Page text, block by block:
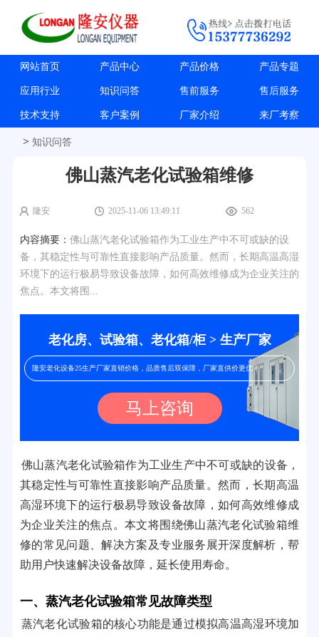
网站首页 产品中心 产品价格 产品专题
应用行业 知识问答 售前服务 售后服务
技术支持 客户案例 厂家介绍 来厂考察
> 知识问答
佛山蒸汽老化试验箱维修
隆安 2025-11-06 13:49:11 562
内容摘要： 佛山蒸汽老化试验箱作为工业生产中不可或缺的设
备，其稳定性与可靠性直接影响产品质量。然而，长期高温高湿
环境下的运行极易导致设备故障，如何高效维修成为企业关注的
焦点。本文将围...
老化房、试验箱、老化箱/柜 > 生产厂家
隆安老化设备25生产厂家直销价格，品质售后双保障，厂家直供价更优！
马上咨询
佛山蒸汽老化试验箱作为工业生产中不可或缺的设备，
其稳定性与可靠性直接影响产品质量。然而，长期高温
高湿环境下的运行极易导致设备故障，如何高效维修成
为企业关注的焦点。本文将围绕佛山蒸汽老化试验箱维
修的常见问题、解决方案及专业服务展开深度解析，帮
助用户快速解决设备故障，延长使用寿命。
一、蒸汽老化试验箱常见故障类型
蒸汽老化试验箱的核心功能是通过模拟高温高湿环境加